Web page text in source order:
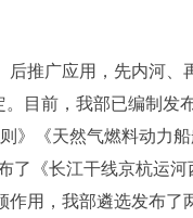
推广应用，先内河
目前，我部已编制发
》《天然气燃料动力
《长江干线京杭运
用，我部遴选发布了